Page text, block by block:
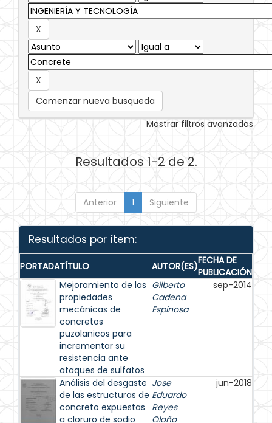
Comenzar nueva busqueda
Mostrar filtros avanzados
Resultados 1-2 de 2.
Anterior 1 Siguiente
Resultados por ítem:
PORTADATÍTULO AUTOR(ES)FECHA DE
PUBLICACIÓN
Mejoramiento de las
propiedades
mecánicas de
concretos
puzolanicos para
incrementar su
resistencia ante
ataques de sulfatos
Gilberto
Cadena
Espinosa
sep-2014
Análisis del desgaste
de las estructuras de
concreto expuestas
a cloruro de sodio
Jose
Eduardo
Reyes
Oloño
jun-2018